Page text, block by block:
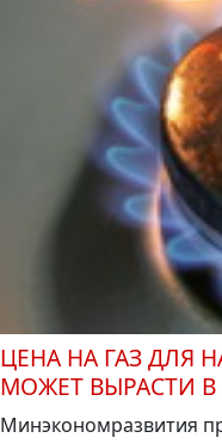
ЦЕНА НА ГАЗ ДЛЯ
МОЖЕТ ВЫРАСТИ В
Минэкономразвития